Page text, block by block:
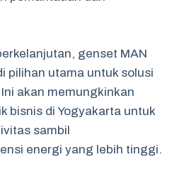
genset MAN
pilihan utama untuk solusi
akan memungkinkan
bisnis di Yogyakarta untuk
sambil
energi yang lebih tinggi.